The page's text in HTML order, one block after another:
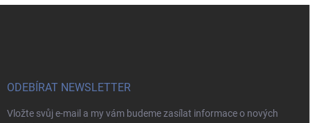
ODEBÍRAT NEWSLETTER
Vložte svůj e-mail a my vám budeme zasílat informace o nových